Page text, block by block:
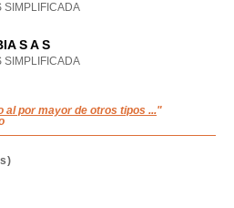
SIMPLIFICADA
S A S
SIMPLIFICADA
al por mayor de otros tipos ..."